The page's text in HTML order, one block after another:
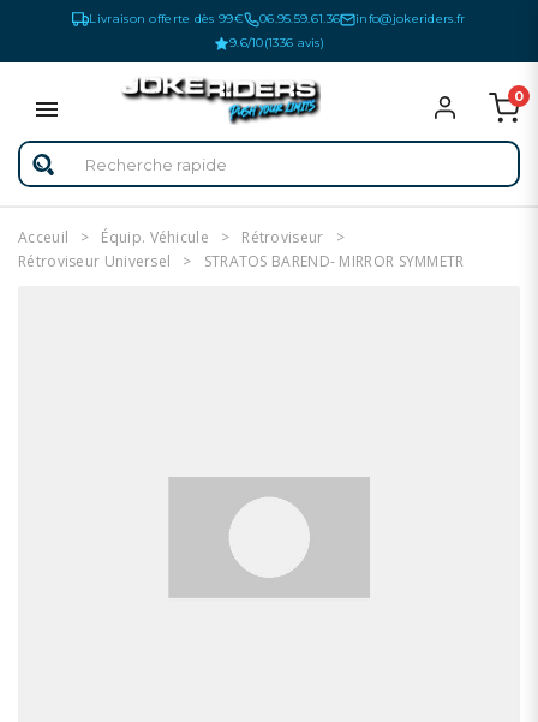
Livraison offerte dès 99€ 06.95.59.61.36
info@jokeriders.fr
9.6/10(1336 avis)
0
Acceuil Équip. Véhicule
Rétroviseur
Rétroviseur Universel
STRATOS BAREND- MIRROR SYMMETR